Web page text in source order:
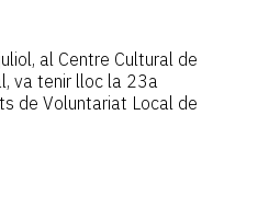
al Centre Cultural de
va tenir lloc la 23a
de Voluntariat Local de